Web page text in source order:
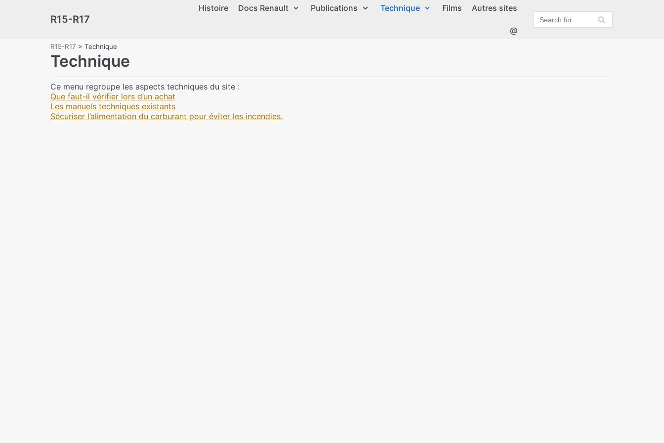
R15-R17
Histoire Docs Renault Publications Technique Films Autres sites
@
R15-R17 > Technique
Technique
Ce menu regroupe les aspects techniques du site :
Que faut-il vérifier lors d’un achat
Les manuels techniques existants
Sécuriser l’alimentation du carburant pour éviter les incendies.